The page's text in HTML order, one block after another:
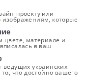
проекту или
которые
цвете, материале и
в ваш
украинских
что достойно вашего